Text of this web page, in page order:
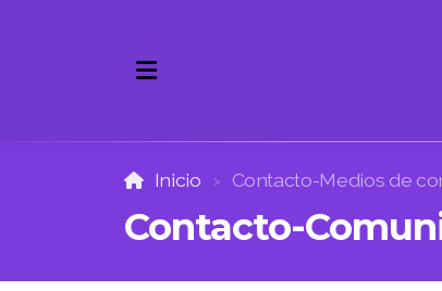
Inicio Contacto-Medios de
Contacto-